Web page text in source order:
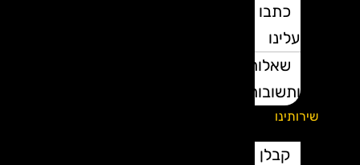
כתבו
עלינו
שאלות
ותשובות
שירותינו
קבלן